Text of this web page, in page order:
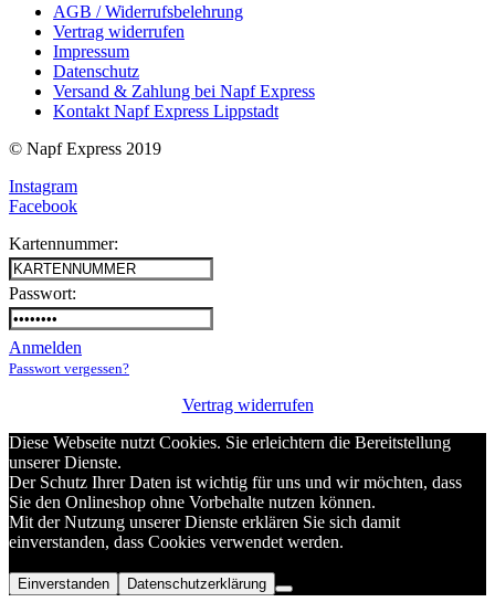
AGB / Widerrufsbelehrung
Vertrag widerrufen
Impressum
Datenschutz
Versand & Zahlung bei Napf Express
Kontakt Napf Express Lippstadt
© Napf Express 2019
Instagram
Facebook
Kartennummer:
Passwort:
Anmelden
Passwort vergessen?
Vertrag widerrufen
Diese Webseite nutzt Cookies. Sie erleichtern die Bereitstellung
unserer Dienste.
Der Schutz Ihrer Daten ist wichtig für uns und wir möchten, dass
Sie den Onlineshop ohne Vorbehalte nutzen können.
Mit der Nutzung unserer Dienste erklären Sie sich damit
einverstanden, dass Cookies verwendet werden.
Einverstanden Datenschutzerklärung